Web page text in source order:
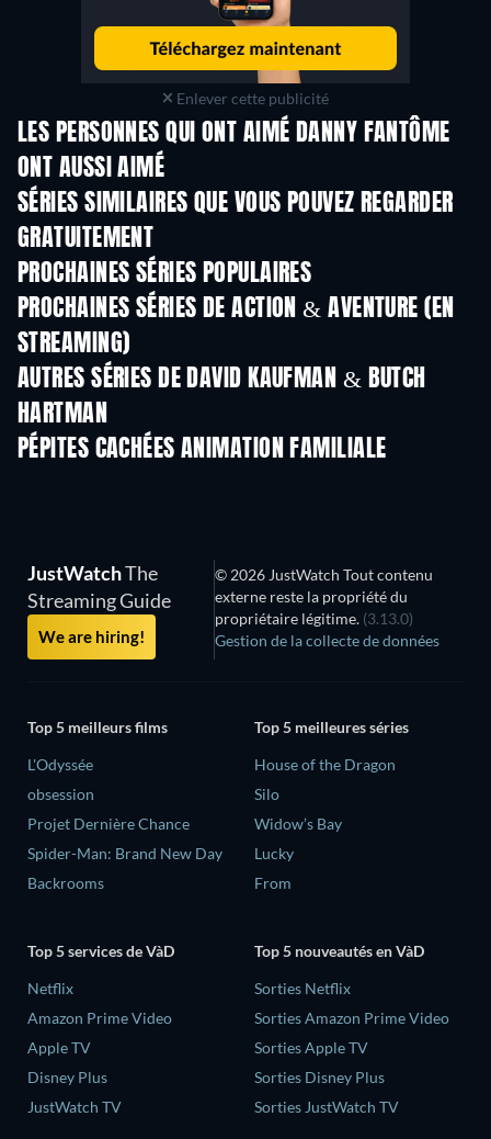
Enlever cette publicité
LES PERSONNES QUI ONT AIMÉ DANNY FANTÔME
ONT AUSSI AIMÉ
Série
SÉRIES SIMILAIRES QUE VOUS POUVEZ REGARDER
GRATUITEMENTSérie
PROCHAINES SÉRIES POPULAIRES
Série Série
PROCHAINES SÉRIES DE ACTION & AVENTURE (EN
STREAMING)Saison 2
AUTRES SÉRIES DE DAVID KAUFMAN & BUTCH
HARTMAN
PÉPITES CACHÉES ANIMATION FAMILIALE
Série
JustWatchThe
Streaming Guide
We are hiring!
© 2026 JustWatch Tout contenu
externe reste la propriété du
propriétaire légitime. (3.13.0)
Gestion de la collecte de données
Top 5 meilleurs films
L'Odyssée
obsession
Projet Dernière Chance
Spider-Man: Brand New Day
Backrooms
Top 5 meilleures séries
House of the Dragon
Silo
Widow’s Bay
Lucky
From
Top 5 services de VàD
Netflix
Amazon Prime Video
Apple TV
Disney Plus
JustWatch TV
Top 5 nouveautés en VàD
Sorties Netflix
Sorties Amazon Prime Video
Sorties Apple TV
Sorties Disney Plus
Sorties JustWatch TV